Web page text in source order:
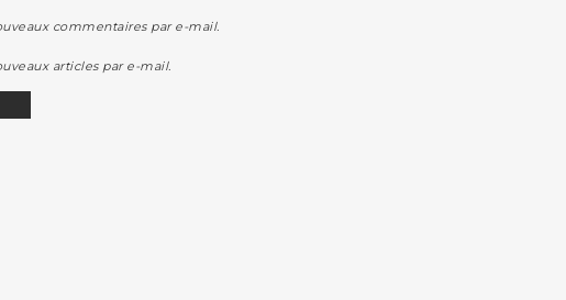
commentaires par e-mail.
articles par e-mail.